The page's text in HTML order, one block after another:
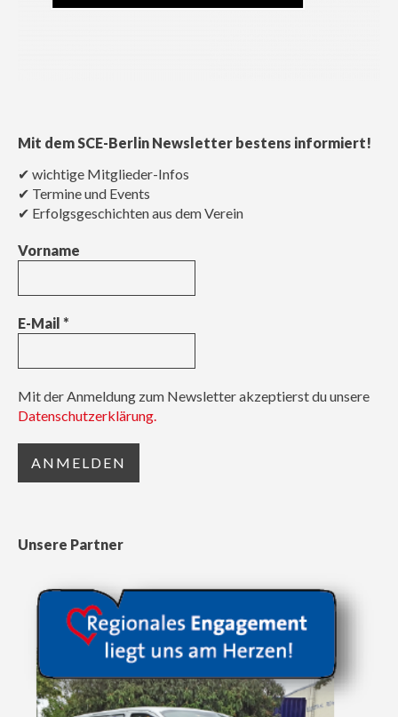
Mit dem SCE-Berlin Newsletter bestens informiert!
✔ wichtige Mitglieder-Infos
✔ Termine und Events
✔ Erfolgsgeschichten aus dem Verein
Vorname
E-Mail *
Mit der Anmeldung zum Newsletter akzeptierst du unsere
Datenschutzerklärung.
Unsere Partner